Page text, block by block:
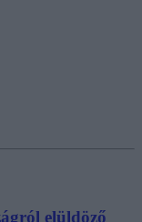
elüldöző